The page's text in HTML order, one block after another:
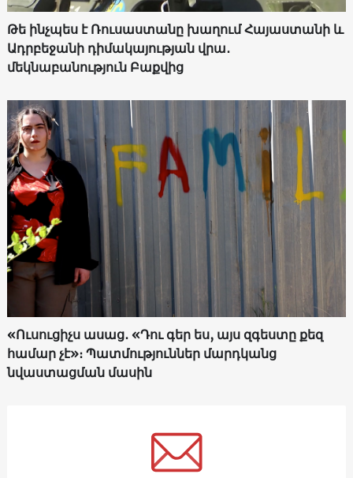
Թե ինչպես է Ռուսաստանը խաղում Հայաստանի և
Ադրբեջանի դիմակայության վրա․
մեկնաբանություն Բաքվից
«Ուսուցիչս ասաց․ «Դու գեր ես, այս զգեստը քեզ
համար չէ»։ Պատմություններ մարդկանց
նվաստացման մասին